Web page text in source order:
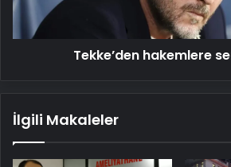
Tekke’den hakemlere
İlgili Makaleler